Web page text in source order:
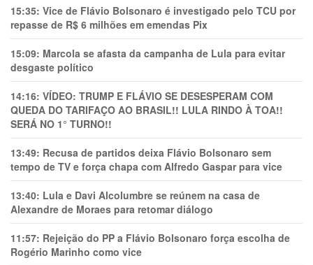
15:35: Vice de Flávio Bolsonaro é investigado pelo TCU por
repasse de R$ 6 milhões em emendas Pix
15:09: Marcola se afasta da campanha de Lula para evitar
desgaste político
14:16: VÍDEO: TRUMP E FLÁVIO SE DESESPERAM COM
QUEDA DO TARIFAÇO AO BRASIL!! LULA RINDO À TOA!!
SERÁ NO 1° TURNO!!
13:49: Recusa de partidos deixa Flávio Bolsonaro sem
tempo de TV e força chapa com Alfredo Gaspar para vice
13:40: Lula e Davi Alcolumbre se reúnem na casa de
Alexandre de Moraes para retomar diálogo
11:57: Rejeição do PP a Flávio Bolsonaro força escolha de
Rogério Marinho como vice